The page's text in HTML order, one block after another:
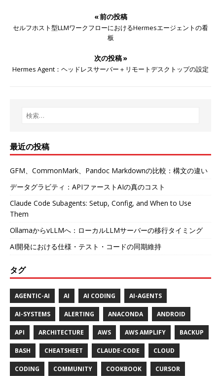
« 前の投稿
セルフホスト型LLMワークフローにおけるHermesエージェントの看
板
次の投稿 »
Hermes Agent：ヘッドレスサーバー＋リモートデスクトップの設定
最近の投稿
GFM、CommonMark、Pandoc Markdownの比較：構文の違い
データグラビティ：APIファーストAIの真のコスト
Claude Code Subagents: Setup, Config, and When to Use
Them
OllamaからvLLMへ：ローカルLLMサーバーの移行タイミング
AI開発における仕様・テスト・コードの同期維持
タグ
AGENTIC-AI AI AI CODING AI-AGENTS
AI-SYSTEMS ALERTING ANACONDA ANDROID
API ARCHITECTURE AWS AWS AMPLIFY BACKUP
BASH CHEATSHEET CLAUDE-CODE CLOUD
CODING COMMUNITY COOKBOOK CURSOR